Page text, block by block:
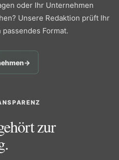
oder Ihr Unternehmen
Unsere Redaktion prüft Ihr
Format.
→
zur